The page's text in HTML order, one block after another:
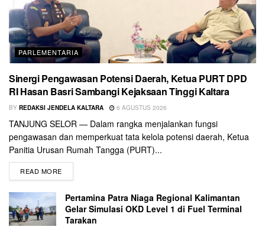
PARLEMENTARIA
Sinergi Pengawasan Potensi Daerah, Ketua PURT DPD
RI Hasan Basri Sambangi Kejaksaan Tinggi Kaltara
BY REDAKSI JENDELA KALTARA 6 AGUSTUS 2026
TANJUNG SELOR — Dalam rangka menjalankan fungsi
pengawasan dan memperkuat tata kelola potensi daerah, Ketua
Panitia Urusan Rumah Tangga (PURT)...
READ MORE
Pertamina Patra Niaga Regional Kalimantan
Gelar Simulasi OKD Level 1 di Fuel Terminal
Tarakan